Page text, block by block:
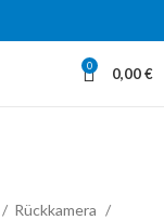
0 0,00€
Rückkamera